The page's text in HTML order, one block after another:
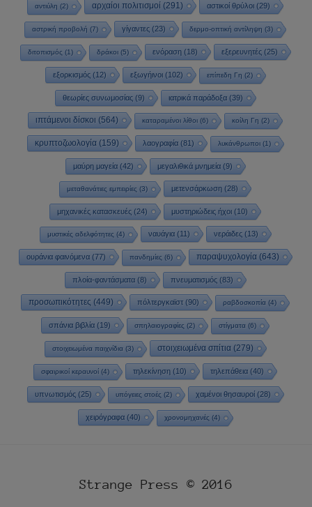
αντιύλη (2) αρχαίοι πολιτισμοί (291) αστικοί θρύλοι (29)
αστρική προβολή (7) γίγαντες (23) δερμο-οπτική αντίληψη (3)
διτοπισμός (1) δράκοι(5) ενόραση(18) εξερευνητές(25)
εξορκισμός(12) εξωγήινοι(102) επίπεδη Γη (2)
θεωρίες συνωμοσίας(9) ιατρικά παράδοξα(39)
ιπτάμενοι δίσκοι (564) καταραμένοι λίθοι (6) κοίλη Γη (2)
κρυπτοζωολογία(159) λαογραφία(81) λυκάνθρωποι(1)
μαύρη μαγεία(42) μεγαλιθικά μνημεία(9)
μεταθανάτιες εμπειρίες (3) μετενσάρκωση (28)
μηχανικές κατασκευές (24) μυστηριώδεις ήχοι (10)
μυστικές αδελφότητες (4) ναυάγια(11) νεράιδες(13)
ουράνια φαινόμενα(77) πανδημίες (6) παραψυχολογία(643)
πλοία-φαντάσματα(8) πνευματισμός(83)
προσωπικότητες (449) πόλτεργκαϊστ(90) ραβδοσκοπία (4)
σπάνια βιβλία (19) σπηλαιογραφίες (2) στίγματα (6)
στοιχειωμένα παιχνίδια(3) στοιχειωμένα σπίτια(279)
σφαιρικοί κεραυνοί (4) τηλεκίνηση (10) τηλεπάθεια (40)
υπνωτισμός(25) υπόγειες στοές (2) χαμένοι θησαυροί(28)
χειρόγραφα(40) χρονομηχανές (4)
Strange Press © 2016